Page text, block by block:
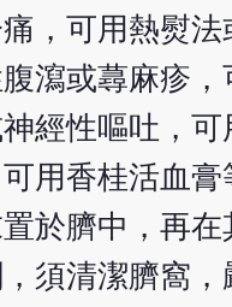
，可用熱熨法
瀉或蕁麻疹，
經性嘔吐，可
用香桂活血膏
於臍中，再在
須清潔臍窩，